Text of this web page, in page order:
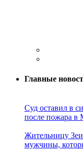
Главные
Суд оставил в
после пожара в
Жительницу Зеи
мужчины,